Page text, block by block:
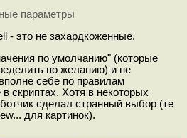
параметры
- это не захардкоженные.
по умолчанию" (которые
по желанию) и не
себе по правилам
скриптах. Хотя в некоторых
сделал странный выбор (те
для картинок).